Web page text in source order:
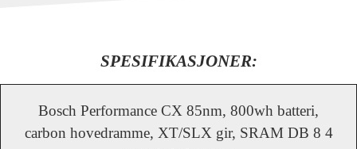
SPESIFIKASJONER:
Bosch Performance CX 85nm, 800wh batteri,
carbon hovedramme, XT/SLX gir, SRAM DB 8 4